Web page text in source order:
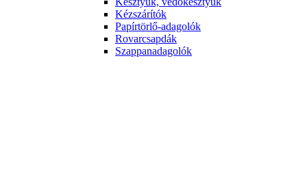
Kézszárítók
Papírtörlő-adagolók
Rovarcsapdák
Szappanadagolók